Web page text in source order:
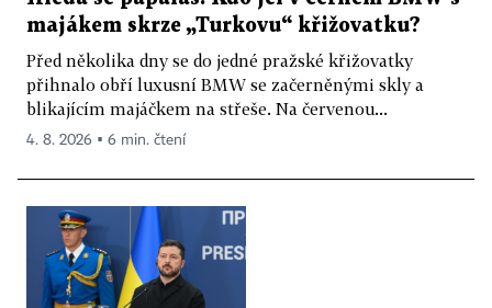
majákem skrze „Turkovu“ křižovatku?
Před několika dny se do jedné pražské křižovatky
přihnalo obří luxusní BMW se začerněnými skly a
blikajícím majáčkem na střeše. Na červenou...
4. 8. 2026 ▪ 6 min. čtení